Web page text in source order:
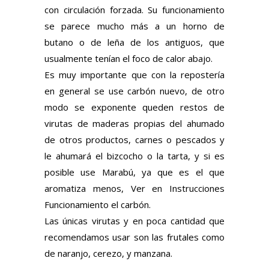
con circulación forzada. Su funcionamiento
se parece mucho más a un horno de
butano o de leña de los antiguos, que
usualmente tenían el foco de calor abajo.
Es muy importante que con la repostería
en general se use carbón nuevo, de otro
modo se exponente queden restos de
virutas de maderas propias del ahumado
de otros productos, carnes o pescados y
le ahumará el bizcocho o la tarta, y si es
posible use Marabú, ya que es el que
aromatiza menos, Ver en Instrucciones
Funcionamiento el carbón.
Las únicas virutas y en poca cantidad que
recomendamos usar son las frutales como
de naranjo, cerezo, y manzana.